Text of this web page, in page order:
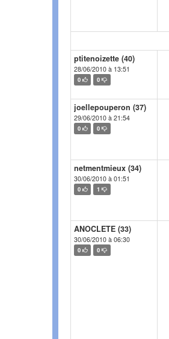
ptitenoizette (40)
28/06/2010 à 13:51
0 0
joellepouperon (37)
29/06/2010 à 21:54
0 0
netmentmieux (34)
30/06/2010 à 01:51
0 1
ANOCLETE (33)
30/06/2010 à 06:30
0 0